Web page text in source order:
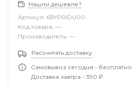
Нашли дешевле?
Артикул: 6BYPRIDU00
Код товара: —
Производитель: —
Рассчитать доставку
Самовывоз сегодня - бесплатно
Доставка завтра - 390 ₽